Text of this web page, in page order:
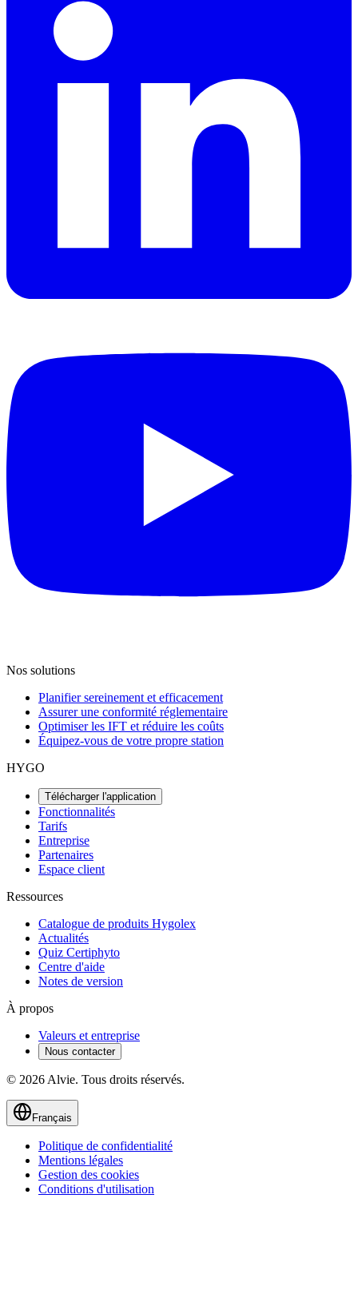
Nos solutions
Planifier sereinement et efficacement
Assurer une conformité réglementaire
Optimiser les IFT et réduire les coûts
Équipez-vous de votre propre station
HYGO
Télécharger l'application
Fonctionnalités
Tarifs
Entreprise
Partenaires
Espace client
Ressources
Catalogue de produits Hygolex
Actualités
Quiz Certiphyto
Centre d'aide
Notes de version
À propos
Valeurs et entreprise
Nous contacter
© 2026 Alvie. Tous droits réservés.
Français
Politique de confidentialité
Mentions légales
Gestion des cookies
Conditions d'utilisation